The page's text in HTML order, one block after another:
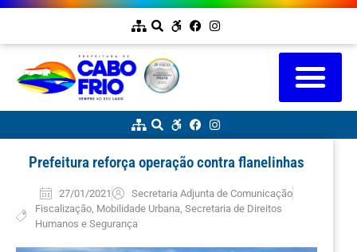
Prefeitura reforça operação contra flanelinhas
27/01/2021
Secretaria Adjunta de Comunicação
Fiscalização, Mobilidade Urbana Secretaria de Direitos
Humanos e Segurança